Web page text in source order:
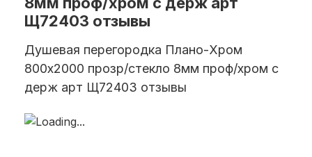
Щ72403 отзывы
Душевая перегородка Плано-Хром
800х2000 прозр/стекло 8мм проф/хром с
держ арт Щ72403 отзывы